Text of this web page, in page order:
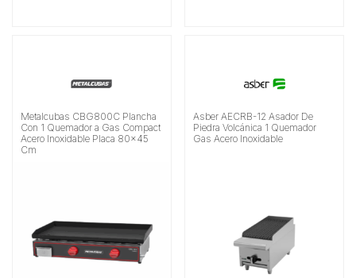
Metalcubas CBG800C Plancha
Con 1 Quemador a Gas Compact
Acero Inoxidable Placa 80×45
Cm
Asber AECRB-12 Asador De
Piedra Volcánica 1 Quemador
Gas Acero Inoxidable